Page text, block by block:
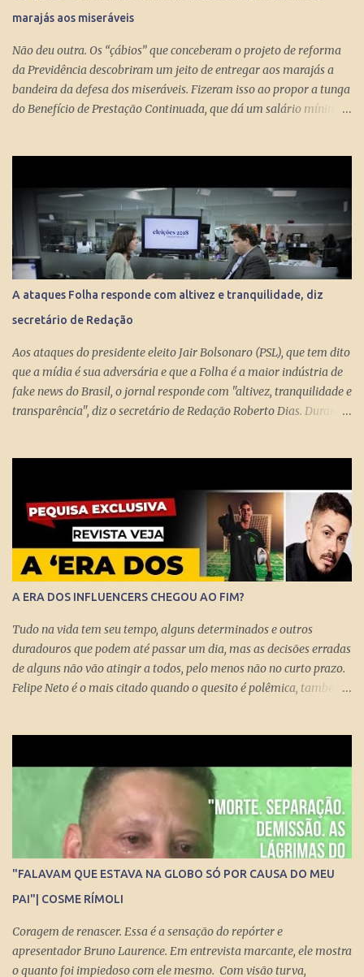
marajás aos miseráveis
Não deu outra. Os “çábios” que conceberam o projeto de reforma
da Previdência descobriram um jeito de entregar aos marajás a
bandeira da defesa dos miseráveis. Fizeram isso ao propor a tunga
do Benefício de Prestação Continuada, que dá um salário mínimo
Família. Com a outra mão querem tomar pelo menos R$ 598
mensais dos miseráveis que têm mais de 65 anos. Eles só terão
direito aos R$ 998 se, e quando, chegarem aos 70 anos. Se o
conserto do rombo da Previdência precisa tungar um benefício
pago aos miseráveis que têm entre 65 e 70 anos, então é melhor
devolver o Brasil a Portugal. ESTUPEFAÇÃO – O ministro Paulo
Guedes produziu um projeto racional e conseguiu apresentá-lo de
forma competente. Na essência, podou privilégios. Essas virtudes
Ela só s...
A ataques Folha responde com altivez e tranquilidade, diz
secretário de Redação
Aos ataques do presidente eleito Jair Bolsonaro (PSL), que tem dito
que a mídia é sua adversária e que a Folha é a maior indústria de
fake news do Brasil, o jornal responde com "altivez, tranquilidade e
transparência", diz o secretário de Redação Roberto Dias. Durante
A ERA DOS INFLUENCERS CHEGOU AO FIM?
Tudo na vida tem seu tempo, alguns determinados e outros
duradouros que podem até passar um dia, mas as decisões erradas
de alguns não vão atingir a todos, pelo menos não no curto prazo.
Felipe Neto é o mais citado quando o quesito é polêmica, também
imediatamente, mas com certeza isso pode chegar para muitos
logo logo. A Rede Mundial de Computadores permite que cada
cidadão tenha seus próprios meios de comunicação, seja um canal,
uma rádio online, blog ou mesmo perfis nas redes sociais que
levem qualquer mensagem para dezenas, centenas, milhares e até
milhões de pessoas no Brasil e no Mundo. Do dia para noite, a
Internet consegue produzir milionários, transformar anônimos
em celebridades e até criar fenômenos como Juliette, mas ai já é
"FALAVAM QUE ESTAVA NA GLOBO SÓ POR CAUSA DO MEU
PAI"| COSME RÍMOLI
Coragem de renascer. Essa é a sensação do repórter e
apresentador Bruno Laurence. Em entrevista marcante, ele mostra
o quanto foi impiedoso com ele mesmo. Com visão turva,